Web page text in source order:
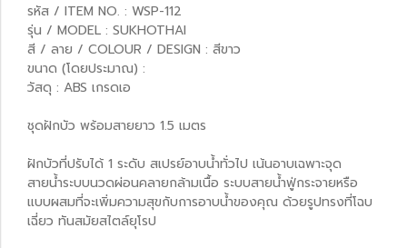
รหัส / ITEM NO. : WSP-112
รุ่น / MODEL : SUKHOTHAI
สี / ลาย / COLOUR / DESIGN : สีขาว
ขนาด (โดยประมาณ) :
วัสดุ : ABS เกรดเอ
ชุดฝักบัว พร้อมสายยาว 1.5 เมตร
ฝักบัวที่ปรับได้ 1 ระดับ สเปรย์อาบน้ำทั่วไป เน้นอาบเฉพาะจุด
สายน้ำระบบนวดผ่อนคลายกล้ามเนื้อ ระบบสายน้ำฟู่กระจายหรือ
แบบผสมที่จะเพิ่มความสุขกับการอาบน้ำของคุณ ด้วยรูปทรงที่โฉบ
เฉี่ยว ทันสมัยสไตล์ยุโรป